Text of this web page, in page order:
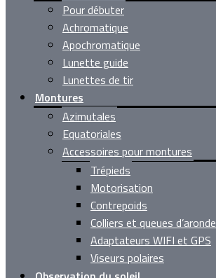
Pour débuter
Achromatique
Apochromatique
Lunette guide
Lunettes de tir
Montures
Azimutales
Equatoriales
Accessoires pour montures
Trépieds
Motorisation
Contrepoids
Colliers et queues
Adaptateurs WIFI et GPS
Viseurs polaires